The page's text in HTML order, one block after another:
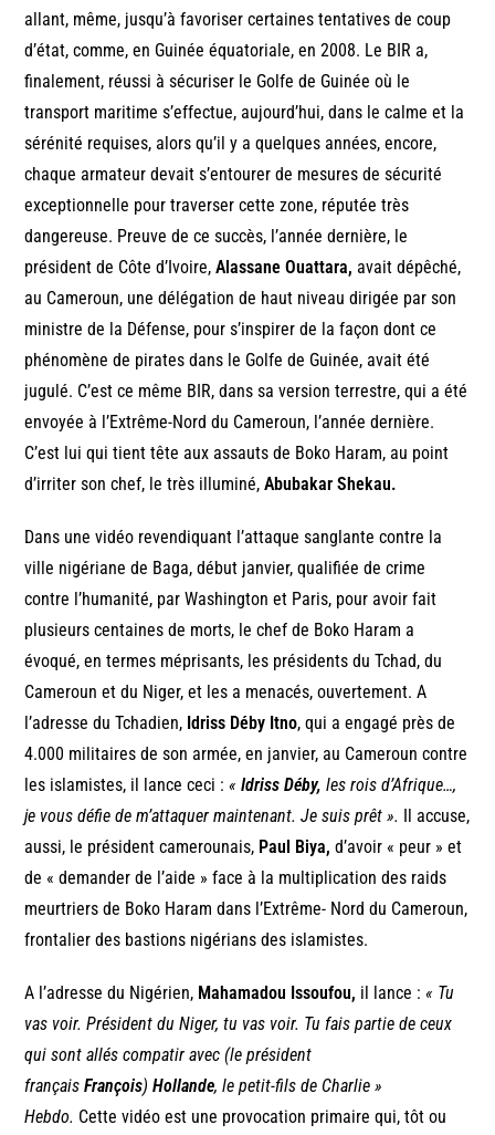
allant, même, jusqu’à favoriser certaines tentatives de coup
d’état, comme, en Guinée équatoriale, en 2008. Le BIR a,
finalement, réussi à sécuriser le Golfe de Guinée où le
transport maritime s’effectue, aujourd’hui, dans le calme et la
sérénité requises, alors qu’il y a quelques années, encore,
chaque armateur devait s’entourer de mesures de sécurité
exceptionnelle pour traverser cette zone, réputée très
dangereuse. Preuve de ce succès, l’année dernière, le
président de Côte d’Ivoire,Alassane Ouattara, avait dépêché,
au Cameroun, une délégation de haut niveau dirigée par son
ministre de la Défense, pour s’inspirer de la façon dont ce
phénomène de pirates dans le Golfe de Guinée, avait été
jugulé. C’est ce même BIR, dans sa version terrestre, qui a été
envoyée à l’Extrême-Nord du Cameroun, l’année dernière.
C’est lui qui tient tête aux assauts de Boko Haram, au point
d’irriter son chef, le très illuminé,Abubakar Shekau.
Dans une vidéo revendiquant l’attaque sanglante contre la
ville nigériane de Baga, début janvier, qualifiée de crime
contre l’humanité, par Washington et Paris, pour avoir fait
plusieurs centaines de morts, le chef de Boko Haram a
évoqué, en termes méprisants, les présidents du Tchad, du
Cameroun et du Niger, et les a menacés, ouvertement. A
l’adresse du Tchadien, Idriss Déby Itno, qui a engagé près de
4.000 militaires de son armée, en janvier, au Cameroun contre
les islamistes, il lance ceci :«Idriss Déby,les rois d’Afrique…,
je vous défie de m’attaquer maintenant. Je suis prêt ». Il accuse,
aussi, le président camerounais, Paul Biya,d’avoir « peur » et
de « demander de l’aide » face à la multiplication des raids
meurtriers de Boko Haram dans l’Extrême- Nord du Cameroun,
frontalier des bastions nigérians des islamistes.
A l’adresse du Nigérien, Mahamadou Issoufou, il lance :« Tu
vas voir. Président du Niger, tu vas voir. Tu fais partie de ceux
qui sont allés compatir avec (le président
françaisFrançois)Hollande, le petit-fils de Charlie »
Hebdo. Cette vidéo est une provocation primaire qui, tôt ou